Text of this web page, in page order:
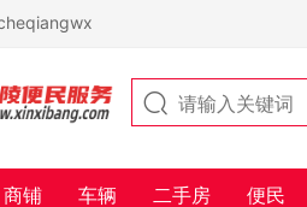
商铺 车辆 二手房 便民